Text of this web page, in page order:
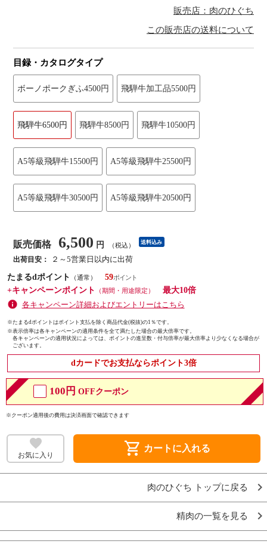
販売店：肉のひぐち
この販売店の送料について
目録・カタログタイプ
ボーノポークぎふ4500円 飛騨牛加工品5500円
飛騨牛6500円 飛騨牛8500円 飛騨牛10500円
A5等級飛騨牛15500円 A5等級飛騨牛25500円
A5等級飛騨牛30500円 A5等級飛騨牛20500円
販売価格 6,500 円 （税込） 送料込み
出荷目安：
２～5営業日以内に出荷
たまるdポイント
（通常）
59
+キャンペーンポイント
（期間・用途限定）
最大10倍
各キャンペーン詳細およびエントリーはこちら
※たまるdポイントはポイント支払を除く商品代金(税抜)の1％です。
※表示倍率は各キャンペーンの適用条件を全て満たした場合の最大倍率です。
各キャンペーンの適用状況によっては、ポイントの進呈数・付与倍率が最大倍率より少なくなる場合が
ございます。
dカードでお支払ならポイント3倍
100円 OFFクーポン
※クーポン適用後の費用は決済画面で確認できます
お気に入り shopping_cart カートに入れる
肉のひぐち トップに戻る
精肉の一覧を見る